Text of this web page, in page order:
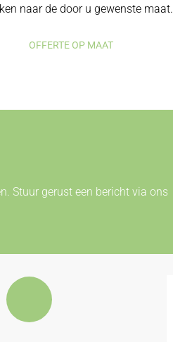
naar de door u gewenste maat.
OFFERTE OP MAAT
Stuur gerust een bericht via ons